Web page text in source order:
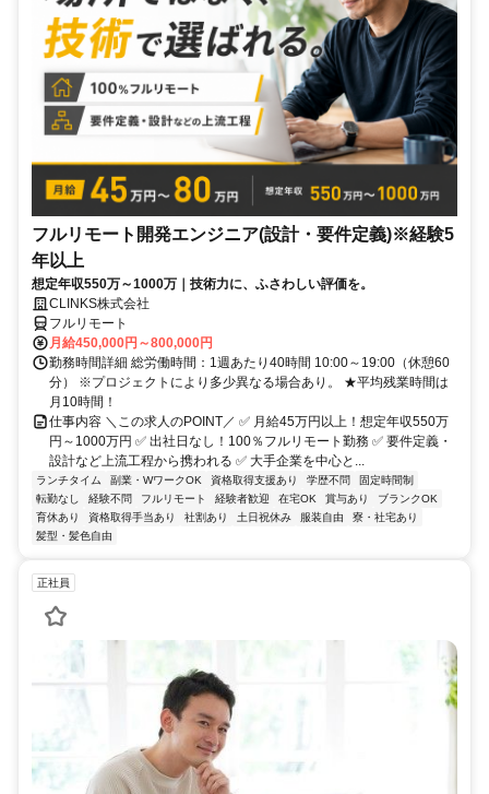
フルリモート開発エンジニア(設計・要件定義)※経験5
年以上
想定年収550万～1000万｜技術力に、ふさわしい評価を。
CLINKS株式会社
フルリモート
月給450,000円～800,000円
勤務時間詳細 総労働時間：1週あたり40時間 10:00～19:00（休憩60
分） ※プロジェクトにより多少異なる場合あり。 ★平均残業時間は
月10時間！
仕事内容 ＼この求人のPOINT／ ✅ 月給45万円以上！想定年収550万
円～1000万円 ✅ 出社日なし！100％フルリモート勤務 ✅ 要件定義・
設計など上流工程から携われる ✅ 大手企業を中心と...
ランチタイム 副業・WワークOK 資格取得支援あり 学歴不問
固定時間制
転勤なし
経験不問 フルリモート 経験者歓迎 在宅OK 賞与あり
ブランクOK
育休あり
資格取得手当あり 社割あり 土日祝休み 服装自由
寮・社宅あり
髪型・髪色自由
正社員